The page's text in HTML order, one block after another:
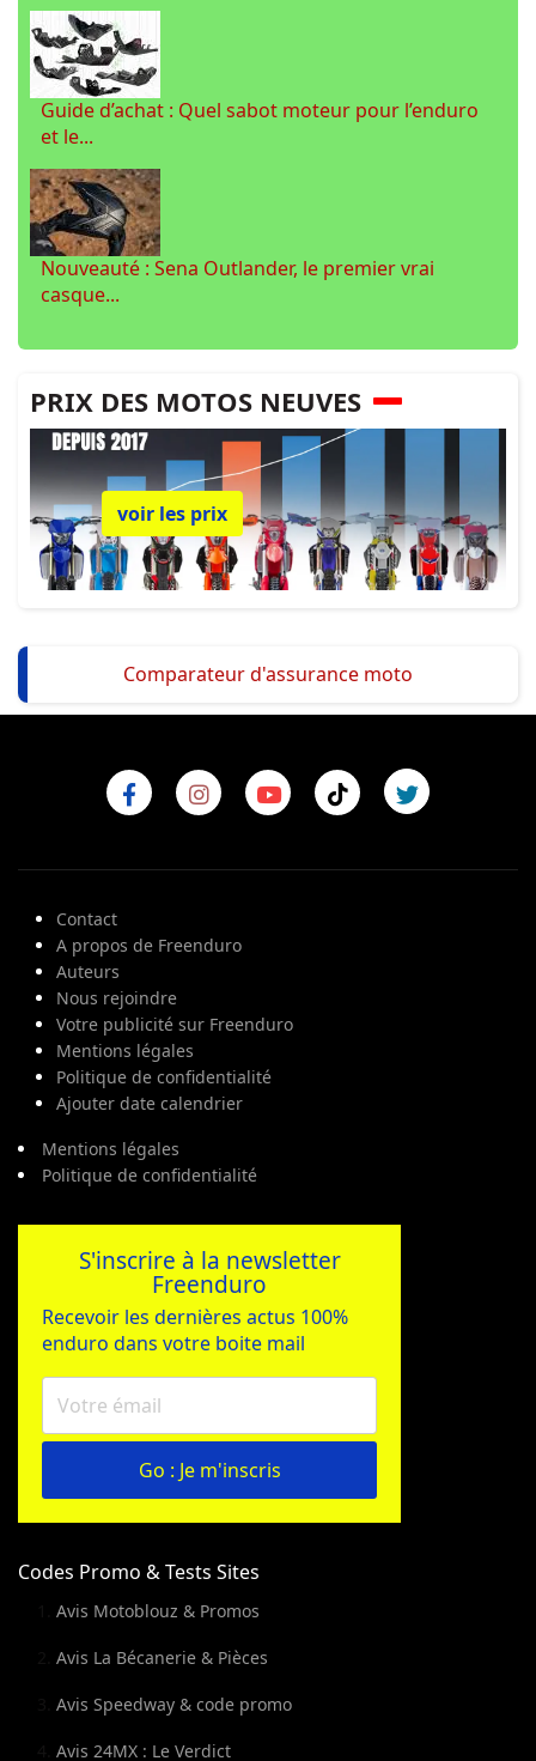
Guide d’achat : Quel sabot moteur pour l’enduro
et le...
Nouveauté : Sena Outlander, le premier vrai
casque...
PRIX DES MOTOS NEUVES
voir les prix
Comparateur d'assurance moto
Contact
A propos de Freenduro
Auteurs
Nous rejoindre
Votre publicité sur Freenduro
Mentions légales
Politique de confidentialité
Ajouter date calendrier
Mentions légales
Politique de confidentialité
S'inscrire à la newsletter
Freenduro
Recevoir les dernières actus 100%
enduro dans votre boite mail
Go : Je m'inscris
Codes Promo & Tests Sites
Avis Motoblouz & Promos
Avis La Bécanerie & Pièces
Avis Speedway & code promo
Avis 24MX : Le Verdict